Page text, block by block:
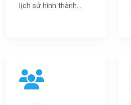
lịch sử hình thành...